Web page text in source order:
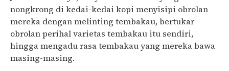
nongkrong di kedai-kedai kopi menyisipi obrolan
mereka dengan melinting tembakau, bertukar
obrolan perihal varietas tembakau itu sendiri,
hingga mengadu rasa tembakau yang mereka bawa
masing-masing.